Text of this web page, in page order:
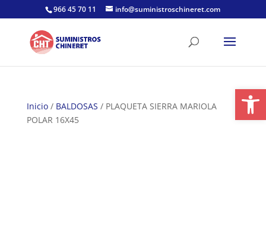
966 45 70 11 info@suministroschineret.com
Inicio/ BALDOSAS / PLAQUETA SIERRA MARIOLA
POLAR 16X45